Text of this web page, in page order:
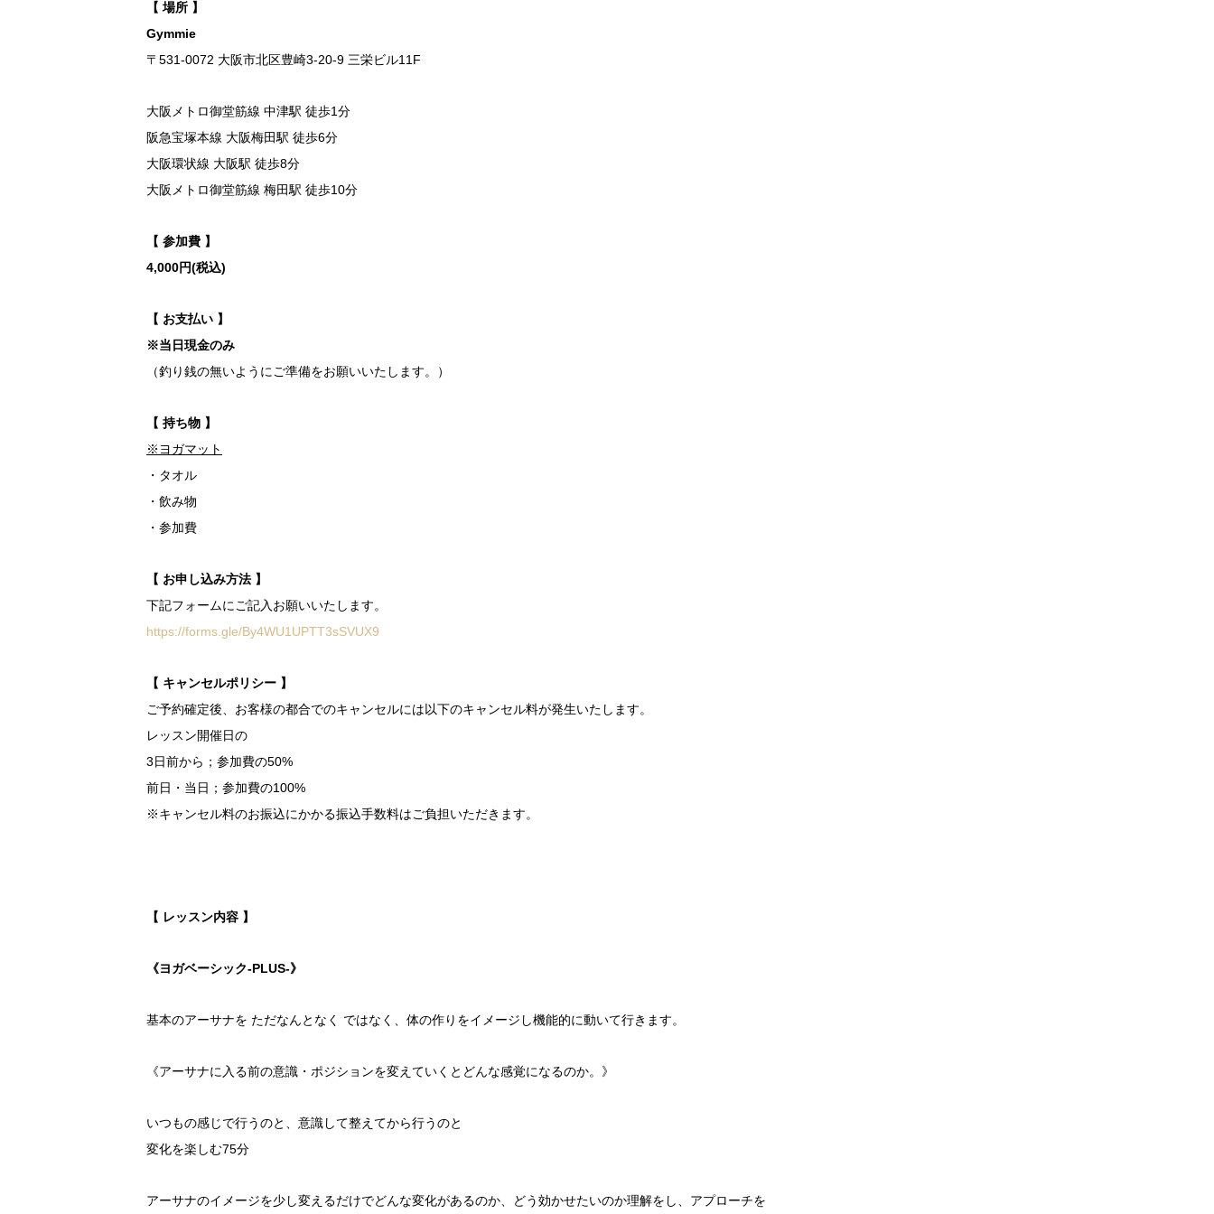
【 場所 】
Gymmie
〒531-0072 大阪市北区豊崎3-20-9 三栄ビル11F
大阪メトロ御堂筋線 中津駅 徒歩1分
阪急宝塚本線 大阪梅田駅 徒歩6分
大阪環状線 大阪駅 徒歩8分
大阪メトロ御堂筋線 梅田駅 徒歩10分
【 参加費 】
4,000円(税込)
【 お支払い 】
※当日現金のみ
（釣り銭の無いようにご準備をお願いいたします。）
【 持ち物 】
※ヨガマット
・タオル
・飲み物
・参加費
【 お申し込み方法 】
下記フォームにご記入お願いいたします。
https://forms.gle/By4WU1UPTT3sSVUX9
【 キャンセルポリシー 】
ご予約確定後、お客様の都合でのキャンセルには以下のキャンセル料が発生いたします。
レッスン開催日の
3日前から；参加費の50%
前日・当日；参加費の100%
※キャンセル料のお振込にかかる振込手数料はご負担いただきます。
【 レッスン内容 】
《ヨガベーシック‐PLUS‐》
基本のアーサナを ただなんとなく ではなく、体の作りをイメージし機能的に動いて行きます。
《アーサナに入る前の意識・ポジションを変えていくとどんな感覚になるのか。》
いつもの感じで行うのと、意識して整えてから行うのと
変化を楽しむ75分
アーサナのイメージを少し変えるだけでどんな変化があるのか、どう効かせたいのか理解をし、アプローチを